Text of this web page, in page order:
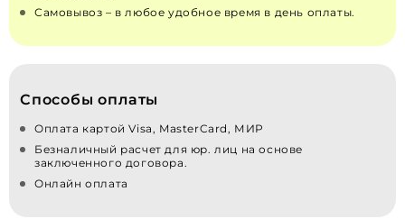
Самовывоз – в любое удобное время в день оплаты.
Способы оплаты
Оплата картой Visa, MasterCard, МИР
Безналичный расчет для юр. лиц на основе
заключенного договора.
Онлайн оплата